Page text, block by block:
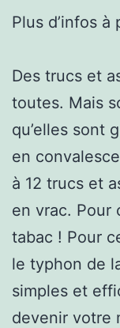
Plus d’infos à
Des trucs et
toutes. Mais
qu’elles sont
en
à 12 trucs et
en vrac. Pour
tabac ! Pour
le typhon de
simples et
devenir votre